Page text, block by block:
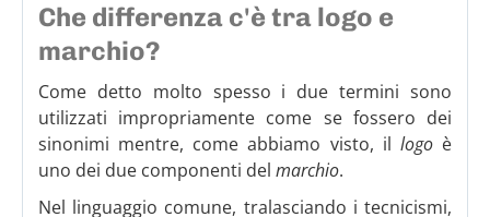
Che differenza c'è tra logo e
marchio?
Come detto molto spesso i due termini sono
utilizzati impropriamente come se fossero dei
sinonimi mentre, come abbiamo visto, illogo è
uno dei due componenti del marchio.
Nel linguaggio comune, tralasciando i tecnicismi,